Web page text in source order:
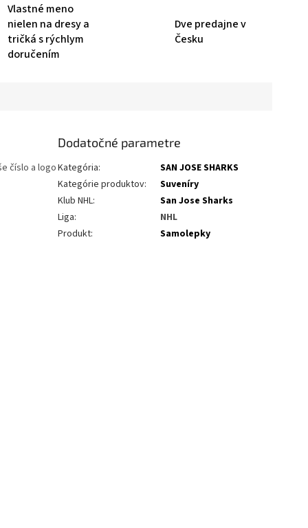
Vlastné meno
nielen na dresy a
tričká s rýchlym
doručením
Dve predajne v
Česku
číslo a logo
Dodatočné parametre
Kategória:
SAN JOSE SHARKS
Kategórie produktov:
Suveníry
Klub NHL:
San Jose Sharks
Liga:
NHL
Produkt: Samolepky